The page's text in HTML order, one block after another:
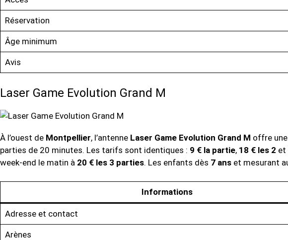
Réservation
Âge minimum
Avis
Laser Game Evolution Grand M
À l’ouest de Montpellier, l’antenne Laser Game Evolution Grand M offre
parties de 20 minutes. Les tarifs sont identiques : 9 € la partie, 18 € les 2 et
week-end le matin à 20 € les 3 parties. Les enfants dès 7 ans et mesurant
Informations
Adresse et contact
Arènes